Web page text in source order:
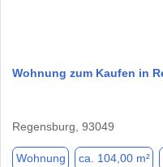
Wohnung zum Kaufen in
Regensburg, 93049
Wohnung ca. 104,00 m²